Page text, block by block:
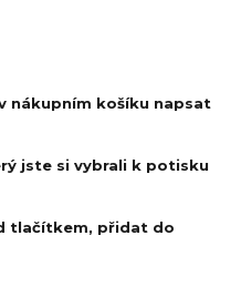
nákupním košíku napsat
jste si vybrali k potisku
tlačítkem, přidat do